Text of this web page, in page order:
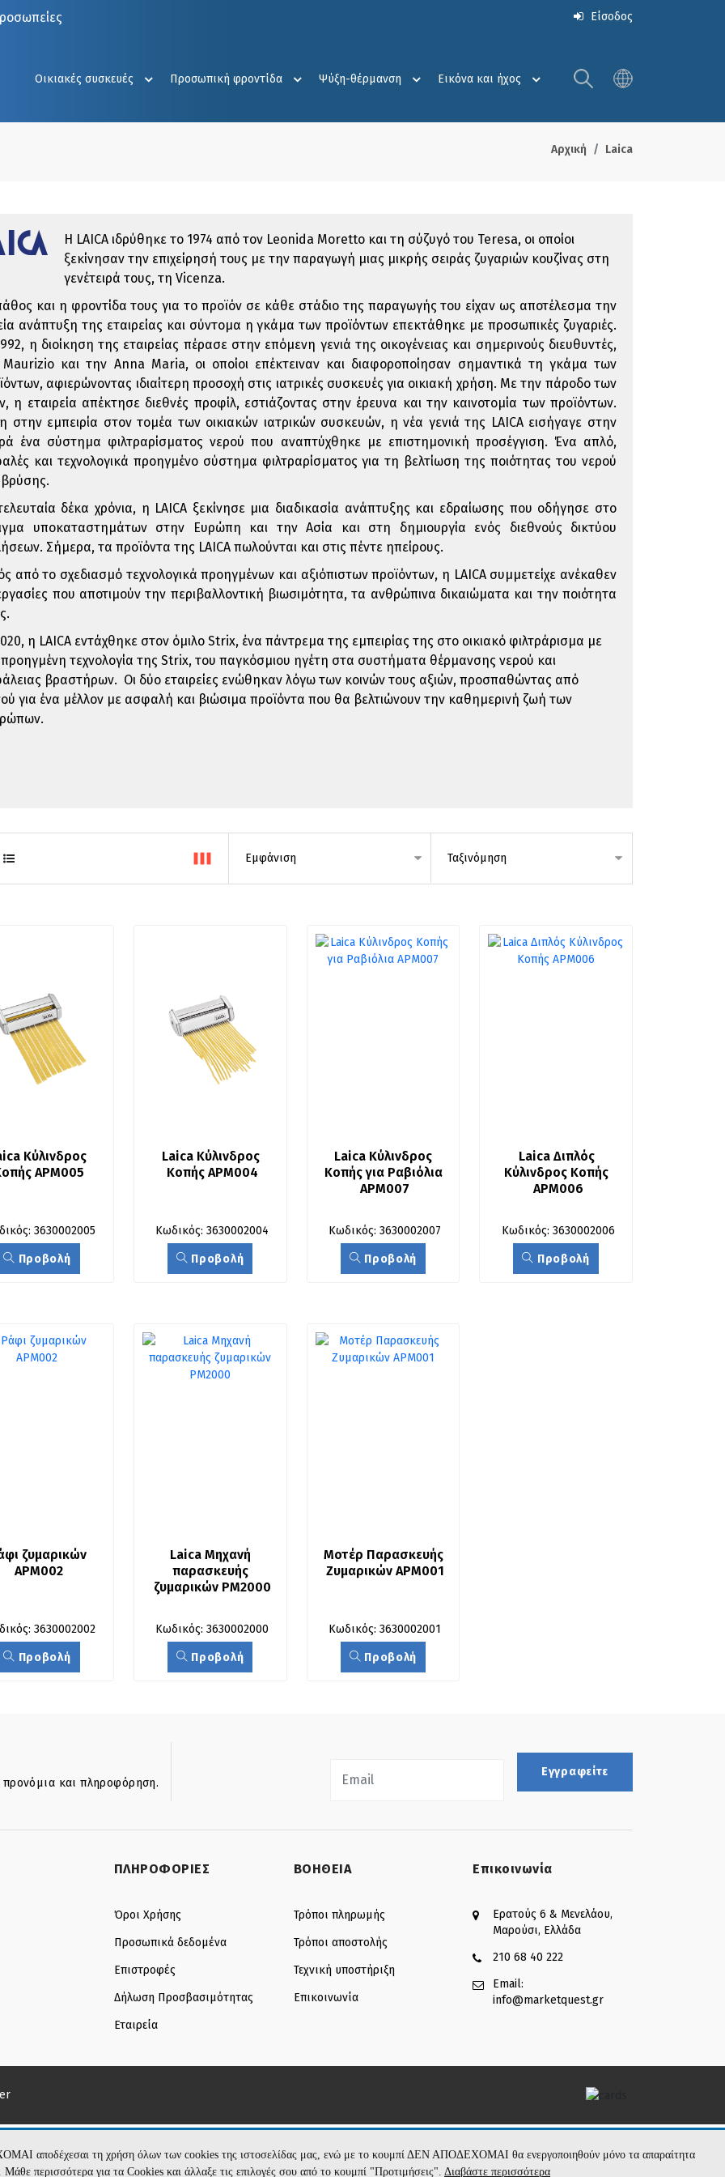
Είσοδος
Οικιακές συσκευές Προσωπική φροντίδα Ψύξη-θέρμανση Εικόνα και ήχος
Αρχική Laica
Η LAICA ιδρύθηκε το 1974 από τον Leonida Moretto και τη σύζυγό του Teresa, οι οποίοι
ξεκίνησαν την επιχείρησή τους με την παραγωγή μιας μικρής σειράς ζυγαριών κουζίνας στη
γενέτειρά τους, τη Vicenza.
και η φροντίδα τους για το προϊόν σε κάθε στάδιο της παραγωγής του είχαν ως αποτέλεσμα την
ανάπτυξη της εταιρείας και σύντομα η γκάμα των προϊόντων επεκτάθηκε με προσωπικές ζυγαριές.
η διοίκηση της εταιρείας πέρασε στην επόμενη γενιά της οικογένειας και σημερινούς διευθυντές,
και την Anna Maria, οι οποίοι επέκτειναν και διαφοροποίησαν σημαντικά τη γκάμα των
αφιερώνοντας ιδιαίτερη προσοχή στις ιατρικές συσκευές για οικιακή χρήση. Με την πάροδο των
η εταιρεία απέκτησε διεθνές προφίλ, εστιάζοντας στην έρευνα και την καινοτομία των προϊόντων.
στην εμπειρία στον τομέα των οικιακών ιατρικών συσκευών, η νέα γενιά της LAICA εισήγαγε στην
ένα σύστημα φιλτραρίσματος νερού που αναπτύχθηκε με επιστημονική προσέγγιση. Ένα απλό,
και τεχνολογικά προηγμένο σύστημα φιλτραρίσματος για τη βελτίωση της ποιότητας του νερού
δέκα χρόνια, η LAICA ξεκίνησε μια διαδικασία ανάπτυξης και εδραίωσης που οδήγησε στο
υποκαταστημάτων στην Ευρώπη και την Ασία και στη δημιουργία ενός διεθνούς δικτύου
Σήμερα, τα προϊόντα της LAICA πωλούνται και στις πέντε ηπείρους.
από το σχεδιασμό τεχνολογικά προηγμένων και αξιόπιστων προϊόντων, η LAICA συμμετείχε ανέκαθεν
που αποτιμούν την περιβαλλοντική βιωσιμότητα, τα ανθρώπινα δικαιώματα και την ποιότητα
η LAICA εντάχθηκε στον όμιλο Strix, ένα πάντρεμα της εμπειρίας της στο οικιακό φιλτράρισμα με
τεχνολογία της Strix, του παγκόσμιου ηγέτη στα συστήματα θέρμανσης νερού και
βραστήρων. Οι δύο εταιρείες ενώθηκαν λόγω των κοινών τους αξιών, προσπαθώντας από
για ένα μέλλον με ασφαλή και βιώσιμα προϊόντα που θα βελτιώνουν την καθημερινή ζωή των
Κύλινδρος
APM005
3630002005
Προβολή
Laica Κύλινδρος
Κοπής APM004
Κωδικός: 3630002004
Προβολή
Laica Κύλινδρος
Κοπής για Ραβιόλια
APM007
Κωδικός: 3630002007
Προβολή
Laica Διπλός
Κύλινδρος Κοπής
APM006
Κωδικός: 3630002006
Προβολή
ζυμαρικών
APM002
3630002002
Προβολή
Laica Μηχανή
παρασκευής
ζυμαρικών PM2000
Κωδικός: 3630002000
Προβολή
Μοτέρ Παρασκευής
Ζυμαρικών APM001
Κωδικός: 3630002001
Προβολή
και πληροφόρηση.
Εγγραφείτε
ΠΛΗΡΟΦΟΡΙΕΣ
Όροι Χρήσης
Προσωπικά δεδομένα
Επιστροφές
Δήλωση Προσβασιμότητας
Εταιρεία
ΒΟΗΘΕΙΑ
Τρόποι πληρωμής
Τρόποι αποστολής
Τεχνική υποστήριξη
Επικοινωνία
Επικοινωνία
Ερατούς 6 & Μενελάου,
Μαρούσι, Ελλάδα
210 68 40 222
Email:
info@marketquest.gr
αποδέχεσαι τη χρήση όλων των cookies της ιστοσελίδας μας, ενώ με το κουμπί ΔΕΝ ΑΠΟΔΕΧΟΜΑΙ θα ενεργοποιηθούν μόνο τα απαραίτητα
Μάθε περισσότερα για τα Cookies και άλλαξε τις επιλογές σου από το κουμπί "Προτιμήσεις". Διαβάστε περισσότερα